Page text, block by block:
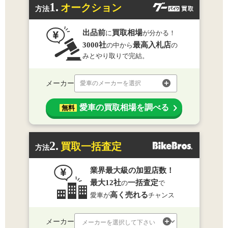
方法1. オークション
出品前に買取相場が分かる！
3000社の中から最高入札店の
みとやり取りで完結。
メーカー 愛車のメーカーを選択
無料 愛車の買取相場を調べる
方法2. 買取一括査定
業界最大級の加盟店数！
最大12社の一括査定で
愛車が高く売れるチャンス
メーカー